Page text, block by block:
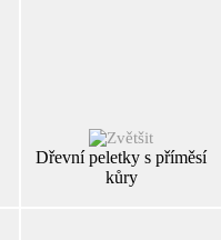
Dřevní peletky s příměsí
kůry